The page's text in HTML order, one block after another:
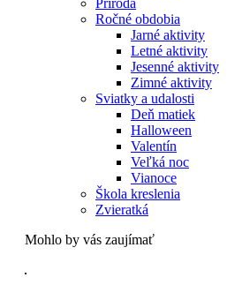
Príroda
Ročné obdobia
Jarné aktivity
Letné aktivity
Jesenné aktivity
Zimné aktivity
Sviatky a udalosti
Deň matiek
Halloween
Valentín
Veľká noc
Vianoce
Škola kreslenia
Zvieratká
Mohlo by vás zaujímať